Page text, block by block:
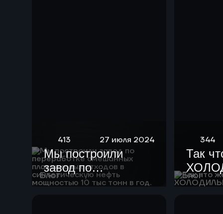
Блог
413 27 июля 2024
Мы построили
завод по
переработке
Блог
344
Так